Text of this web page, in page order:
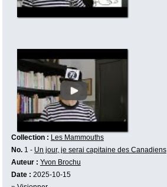
Collection : Les Mammouths
No.1 - Un jour, je serai capitaine des Canadiens
Auteur : Yvon Brochu
Date : 2025-10-15